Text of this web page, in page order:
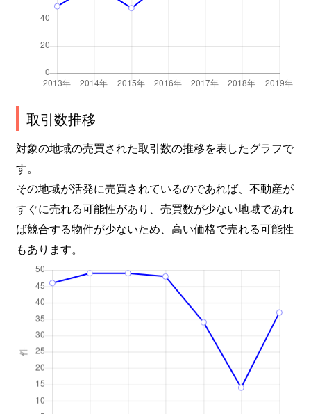
東桜 100万円
高岳
前浪町
990万円
砂田橋
明倫町
明倫町
4,500万円
大曽根
矢田
2,100万円
ナゴヤドーム前矢田
矢田南
4,000万円
大曽根
矢田南
山口町
芳野
尼ケ坂
芳野
森下(愛知)
取引数推移
対象の地域の売買された取引数の推移を表したグラフで
す。
その地域が活発に売買されているのであれば、不動産が
すぐに売れる可能性があり、売買数が少ない地域であれ
ば競合する物件が少ないため、高い価格で売れる可能性
もあります。